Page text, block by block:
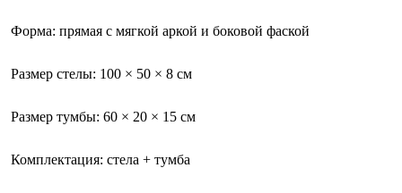
Форма: прямая с мягкой аркой и боковой фаской
Размер стелы: 100 × 50 × 8 см
Размер тумбы: 60 × 20 × 15 см
Комплектация: стела + тумба